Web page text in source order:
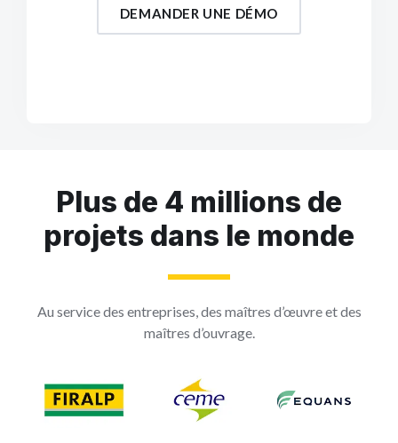
DEMANDER UNE DÉMO
Plus de 4 millions de
projets dans le monde
Au service des entreprises, des maîtres d’œuvre et des
maîtres d’ouvrage.